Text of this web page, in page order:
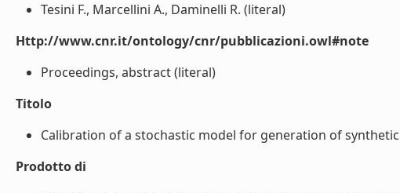
Tesini F., Marcellini A., Daminelli R. (literal)
Http://www.cnr.it/ontology/cnr/pubblicazioni.owl#note
Proceedings, abstract (literal)
Titolo
Calibration of a stochastic model for generation of
Prodotto di